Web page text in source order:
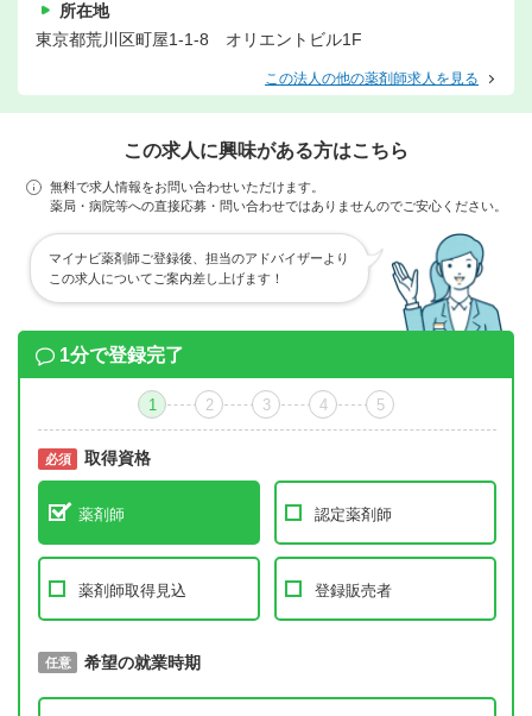
所在地
東京都荒川区町屋1-1-8 オリエントビル1F
この法人の他の薬剤師求人を見る
この求人に興味がある方はこちら
無料で求人情報をお問い合わせいただけます。
薬局・病院等への直接応募・問い合わせではありませんのでご安心ください。
マイナビ薬剤師ご登録後、担当のアドバイザーより
この求人についてご案内差し上げます！
1分で登録完了
1 2 3 4 5
必須 取得資格
薬剤師 認定薬剤師
薬剤師取得見込 登録販売者
必須 取得予定年
任意 希望の就業時期